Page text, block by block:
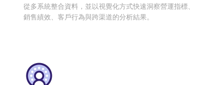
從多系統整合資料，並以視覺化方式快速洞察營運指標、
銷售績效、客戶行為與跨渠道的分析結果。